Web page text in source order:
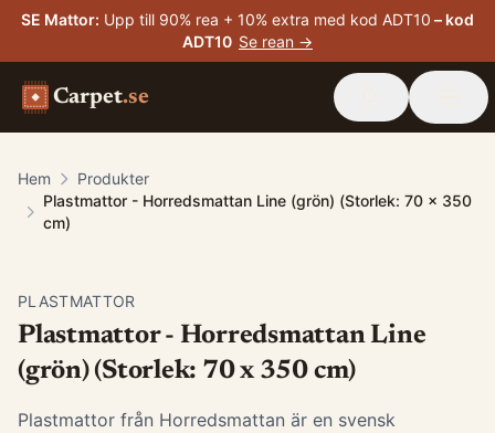
SE Mattor: Upp till 90% rea + 10% extra med kod ADT10 – kod
ADT10 Se rean →
Carpet.se
Hem
Produkter
Plastmattor - Horredsmattan Line (grön) (Storlek: 70 x 350
cm)
PLASTMATTOR
Plastmattor - Horredsmattan Line
(grön) (Storlek: 70 x 350 cm)
Plastmattor från Horredsmattan är en svensk